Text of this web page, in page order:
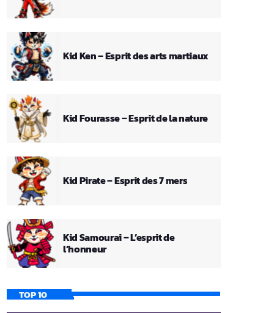
Kid Ken – Esprit des arts martiaux
Kid Fourasse – Esprit de la nature
Kid Pirate – Esprit des 7 mers
Kid Samourai – L’esprit de
l’honneur
TOP 10